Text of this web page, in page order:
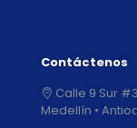
Contáctenos
Calle 9 Sur
Medellín •